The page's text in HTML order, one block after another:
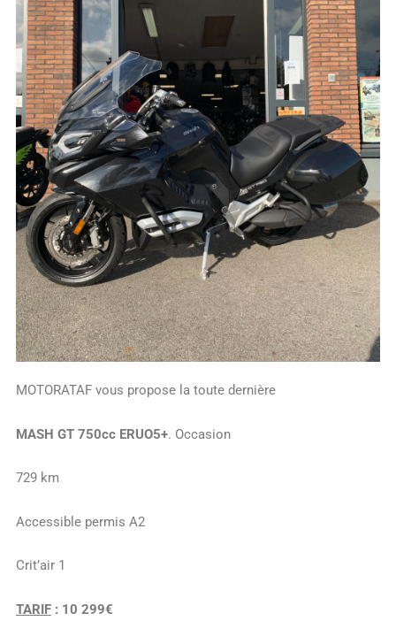
MOTORATAF vous propose la toute dernière
MASH GT 750cc ERUO5+. Occasion
729 km
Accessible permis A2
Crit’air 1
TARIF: 10 299€